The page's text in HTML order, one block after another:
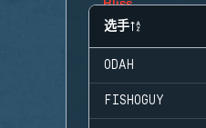
选手
ODAH
FISHOGUY